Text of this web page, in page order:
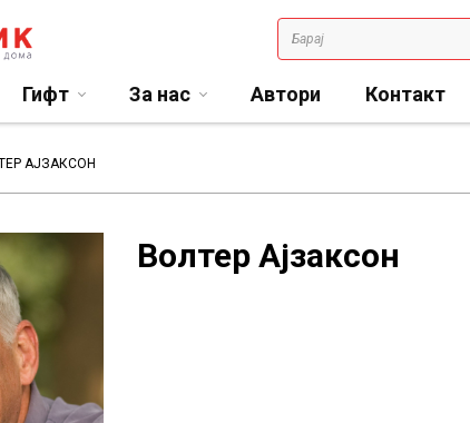
Гифт За нас Автори Контакт
АЈЗАКСОН
Волтер Ајзаксон